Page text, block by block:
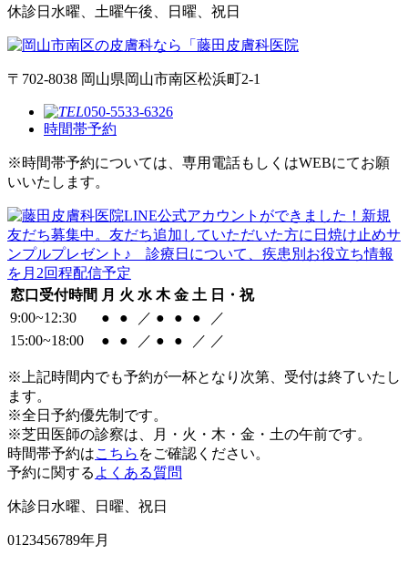
休診日 水曜、土曜午後、日曜、祝日
〒702-8038 岡山県岡山市南区松浜町2-1
050-5533-6326
時間帯予約
※時間帯予約については、専用電話もしくはWEBにてお願
いいたします。
窓口受付時間 月 火 水 木 金 土 日・祝
9:00~12:30
● ● ／ ● ● ●
／
15:00~18:00
● ● ／ ● ● ／ ／
※上記時間内でも予約が一杯となり次第、受付は終了いたし
ます。
※全日予約優先制です。
※芝田医師の診察は、月・火・木・金・土の午前です。
時間帯予約はこちら をご確認ください。
予約に関する よくある質問
休診日 水曜、日曜、祝日
0123456789年月